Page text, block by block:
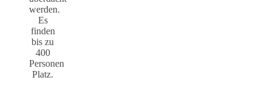
werden.
Es
finden
bis zu
400
Personen
Platz.